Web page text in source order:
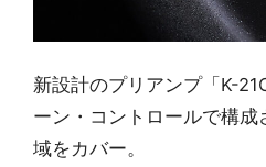
新設計のプリアンプ「K-
ーン・コントロールで構
域をカバー。